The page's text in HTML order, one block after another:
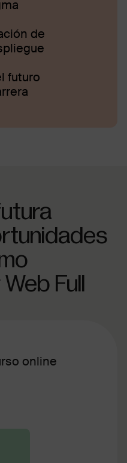
de
futuro
Full
online